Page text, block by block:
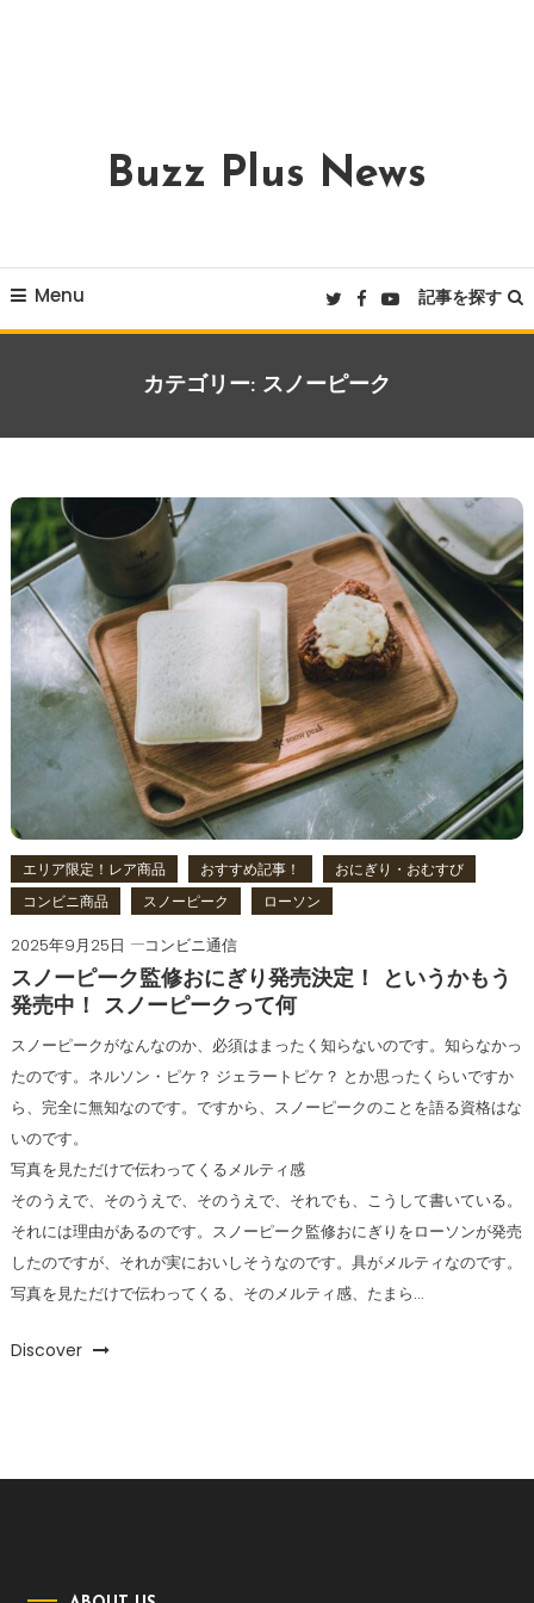
Buzz Plus News
Menu 記事を探す
カテゴリー: スノーピーク
エリア限定！レア商品 おすすめ記事！
おにぎり・おむすび
コンビニ商品
スノーピーク ローソン
2025年9月25日
コンビニ通信
スノーピーク監修おにぎり発売決定！ というかもう
発売中！ スノーピークって何
スノーピークがなんなのか、必須はまったく知らないのです。知らなかっ
たのです。ネルソン・ピケ？ ジェラートピケ？ とか思ったくらいですか
ら、完全に無知なのです。ですから、スノーピークのことを語る資格はな
いのです。
写真を見ただけで伝わってくるメルティ感
そのうえで、そのうえで、そのうえで、それでも、こうして書いている。
それには理由があるのです。スノーピーク監修おにぎりをローソンが発売
したのですが、それが実においしそうなのです。具がメルティなのです。
写真を見ただけで伝わってくる、そのメルティ感、たまら…
Discover